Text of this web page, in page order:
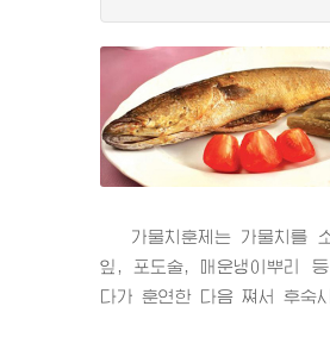
가물치훈제는 가물치를
잎, 포도술, 매운냉이뿌리
다가 훈연한 다음 쪄서 후숙